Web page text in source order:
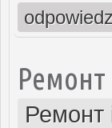
Ремонт
Ремонт